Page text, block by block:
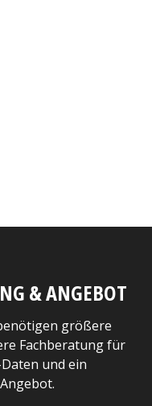
& ANGEBOT
größere
Fachberatung für
und ein